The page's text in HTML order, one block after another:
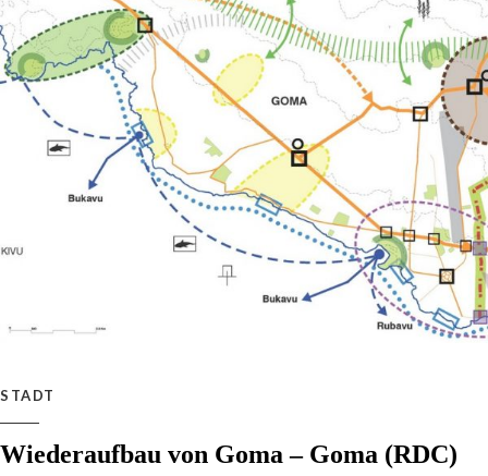
STADT
Wiederaufbau von Goma – Goma (RDC)